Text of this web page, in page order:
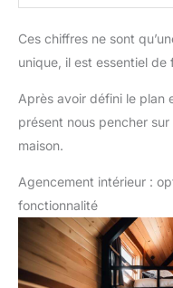
Ces chiffres ne sont
unique, il est essentiel
Après avoir défini le plan
présent nous pencher
maison.
Agencement intérieur :
fonctionnalité